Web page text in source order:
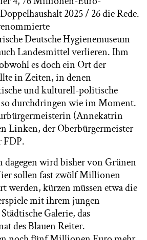
2025 / 26 die Rede.
Deutsche Hygienemuseum
Landesmittel verlieren. Ihm
es doch ein Ort der
in Zeiten, in denen
und kulturell-politische
durchdringen wie im Moment.
(Annekatrin
Linken, der Oberbürgermeister
FDP.
dagegen wird bisher von Grünen
sollen fast zwölf Millionen
werden, kürzen müssen etwa die
mit ihrem jungen
Galerie, das
des Blauen Reiter.